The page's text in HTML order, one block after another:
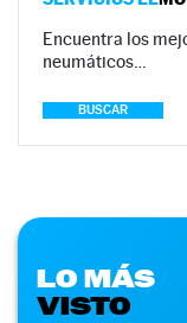
Encuentra los
neumáticos…
BUSCAR
LO MÁS
VISTO